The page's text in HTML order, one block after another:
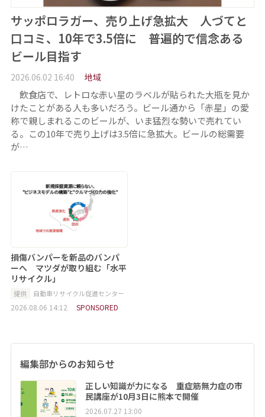
サッポロラガー、売り上げ急拡大 人づてと
口コミ、10年で3.5倍に 普遍的で信念ある
ビール目指す
2026.06.02 16:40 地域
飲食店で、レトロな赤い星のラベルが貼られた大瓶を見か
けたことがある人も多いだろう。ビール通から「赤星」の愛
称で親しまれるこのビールが、いま猛烈な勢いで売れてい
る。この10年で売り上げは3.5倍に急拡大。ビールの総需要
が…
損傷バンパーを新品のバンパ
ーへ マツダが取り組む「水平
リサイクル」
提供 自動車リサイクル促進センター
2026.08.06 14:12 SPONSORED
編集部からのお知らせ
正しい知識が力になる 重症筋無力症の市
民講座が10月3日に熊本で開催
2026.07.27 13:00